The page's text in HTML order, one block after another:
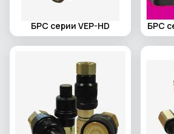
БРС серии VEP-HD БРС